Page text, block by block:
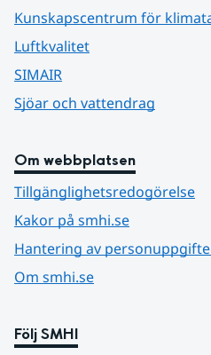
Kunskapscentrum för
Luftkvalitet
SIMAIR
Sjöar och vattendrag
Om webbplatsen
Tillgänglighetsredogörelse
Kakor på smhi.se
Hantering av
Om smhi.se
Följ SMHI